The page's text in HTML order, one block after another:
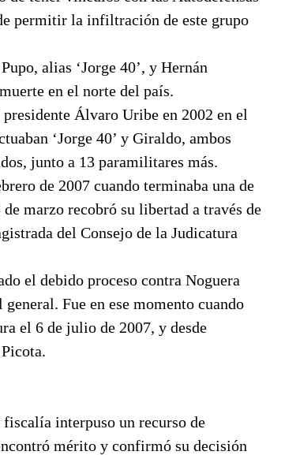
permitir la infiltración de este grupo
alias ‘Jorge 40’, y Hernán
en el norte del país.
Álvaro Uribe en 2002 en el
‘Jorge 40’ y Giraldo, ambos
junto a 13 paramilitares más.
de 2007 cuando terminaba una de
marzo recobró su libertad a través de
del Consejo de la Judicatura
el debido proceso contra Noguera
Fue en ese momento cuando
el 6 de julio de 2007, y desde
interpuso un recurso de
mérito y confirmó su decisión